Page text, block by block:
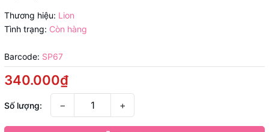
Thương hiệu: Lion
Tình trạng: Còn hàng
Barcode: SP67
340.000₫
Số lượng: − +